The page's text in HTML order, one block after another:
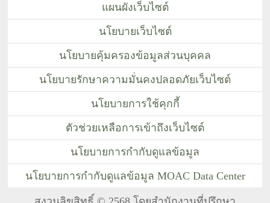
แผนผังเว็บไซต์
นโยบายเว็บไซต์
นโยบายคุ้มครองข้อมูลส่วนบุคคล
นโยบายรักษาความมั่นคงปลอดภัยเว็บไซต์
นโยบายการใช้คุกกี้
ตัวช่วยเหลือการเข้าถึงเว็บไซต์
นโยบายการกำกับดูแลข้อมูล
นโยบายการกำกับดูแลข้อมูล MOAC Data Center